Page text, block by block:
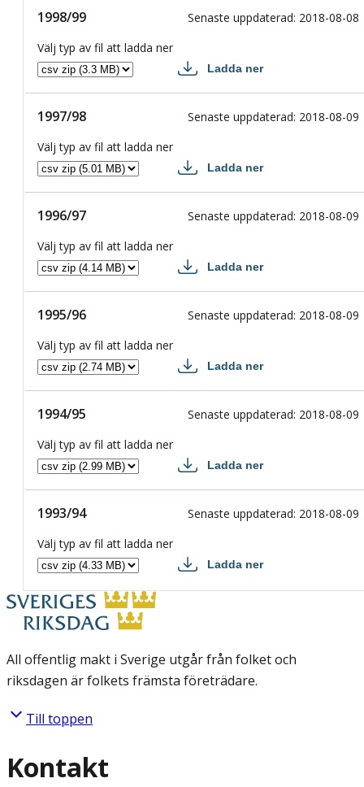
1998/99
1998/99 Senaste uppdaterad: 2018-08-08
Välj typ av fil att ladda ner
Ladda ner
1997/98
1997/98 Senaste uppdaterad: 2018-08-09
Välj typ av fil att ladda ner
Ladda ner
1996/97
1996/97 Senaste uppdaterad: 2018-08-09
Välj typ av fil att ladda ner
Ladda ner
1995/96
1995/96 Senaste uppdaterad: 2018-08-09
Välj typ av fil att ladda ner
Ladda ner
1994/95
1994/95 Senaste uppdaterad: 2018-08-09
Välj typ av fil att ladda ner
Ladda ner
1993/94
1993/94 Senaste uppdaterad: 2018-08-09
Välj typ av fil att ladda ner
Ladda ner
All offentlig makt i Sverige utgår från folket och
riksdagen är folkets främsta företrädare.
Till toppen
Kontakt